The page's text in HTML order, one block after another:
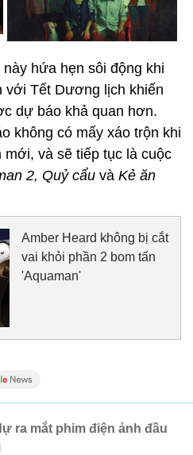
hứa hẹn sôi động khi
với Tết Dương lịch khiến
dự báo khả quan hơn.
không có mấy xáo trộn khi
mới, và sẽ tiếp tục là cuộc
2, Quỷ cẩu và Kẻ ăn
Amber Heard không bị cắt
vai khỏi phần 2 bom tấn
'Aquaman'
ra mắt phim điện ảnh đầu